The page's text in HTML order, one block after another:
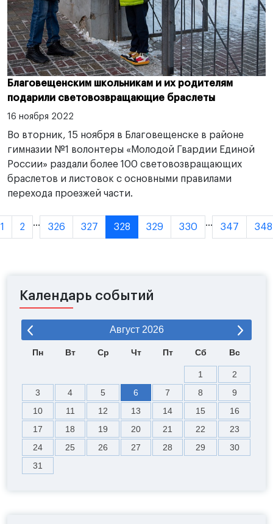
Благовещенским школьникам и их родителям
подарили световозвращающие браслеты
16 ноября 2022
Во вторник, 15 ноября в Благовещенске в районе
гимназии №1 волонтеры «Молодой Гвардии Единой
России» раздали более 100 световозвращающих
браслетов и листовок с основными правилами
перехода проезжей части.
1 2 ... 326 327 328 329 330 ... 347 348
Календарь событий
Август 2026
Пн Вт Ср Чт Пт Сб Вс
1
2
3
4 5 6 7 8
9
10
11 12 13 14 15
16
17
18 19 20 21 22
23
24
25 26 27 28 29
30
31